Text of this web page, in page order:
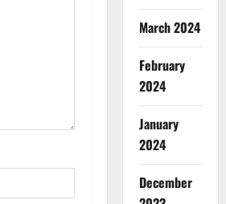
March 2024
February
2024
January
2024
December